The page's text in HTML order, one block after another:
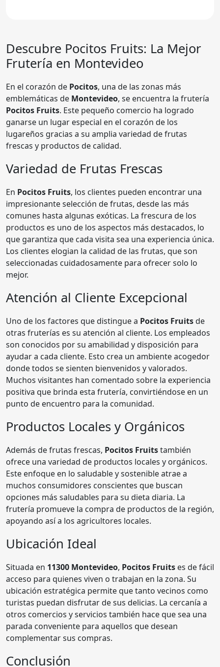
Descubre Pocitos Fruits: La Mejor
Frutería en Montevideo
En el corazón de Pocitos, una de las zonas más
emblemáticas de Montevideo, se encuentra la frutería
Pocitos Fruits. Este pequeño comercio ha logrado
ganarse un lugar especial en el corazón de los
lugareños gracias a su amplia variedad de frutas
frescas y productos de calidad.
Variedad de Frutas Frescas
En Pocitos Fruits, los clientes pueden encontrar una
impresionante selección de frutas, desde las más
comunes hasta algunas exóticas. La frescura de los
productos es uno de los aspectos más destacados, lo
que garantiza que cada visita sea una experiencia única.
Los clientes elogian la calidad de las frutas, que son
seleccionadas cuidadosamente para ofrecer solo lo
mejor.
Atención al Cliente Excepcional
Uno de los factores que distingue a Pocitos Fruitsde
otras fruterías es su atención al cliente. Los empleados
son conocidos por su amabilidad y disposición para
ayudar a cada cliente. Esto crea un ambiente acogedor
donde todos se sienten bienvenidos y valorados.
Muchos visitantes han comentado sobre la experiencia
positiva que brinda esta frutería, convirtiéndose en un
punto de encuentro para la comunidad.
Productos Locales y Orgánicos
Además de frutas frescas, Pocitos Fruitstambién
ofrece una variedad de productos locales y orgánicos.
Este enfoque en lo saludable y sostenible atrae a
muchos consumidores conscientes que buscan
opciones más saludables para su dieta diaria. La
frutería promueve la compra de productos de la región,
apoyando así a los agricultores locales.
Ubicación Ideal
Situada en 11300 Montevideo, Pocitos Fruits es de fácil
acceso para quienes viven o trabajan en la zona. Su
ubicación estratégica permite que tanto vecinos como
turistas puedan disfrutar de sus delicias. La cercanía a
otros comercios y servicios también hace que sea una
parada conveniente para aquellos que desean
complementar sus compras.
Conclusión